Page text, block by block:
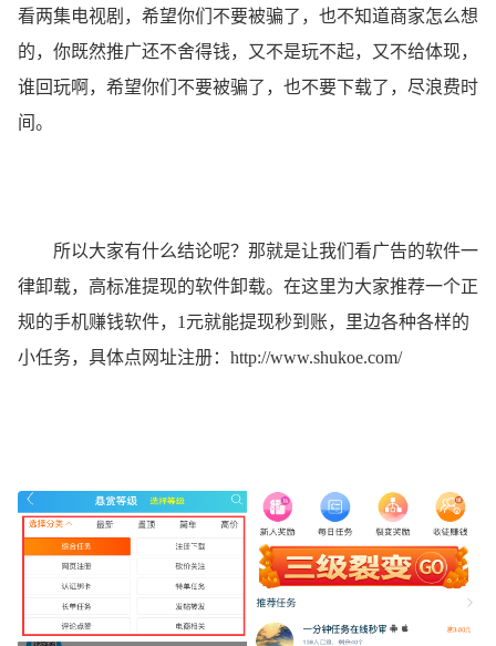
看两集电视剧，希望你们不要被骗了，也不知道商家怎么想
的，你既然推广还不舍得钱，又不是玩不起，又不给体现，
谁回玩啊，希望你们不要被骗了，也不要下载了，尽浪费时
间。
所以大家有什么结论呢？那就是让我们看广告的软件一
律卸载，高标准提现的软件卸载。在这里为大家推荐一个正
规的手机赚钱软件，1元就能提现秒到账，里边各种各样的
小任务，具体点网址注册： http://www.shukoe.com/